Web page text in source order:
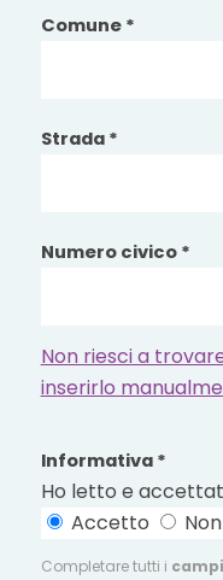
Comune *
Strada *
Numero civico *
Non riesci a
inserirlo
Informativa *
Ho letto e
Accetto
Completare tutti i